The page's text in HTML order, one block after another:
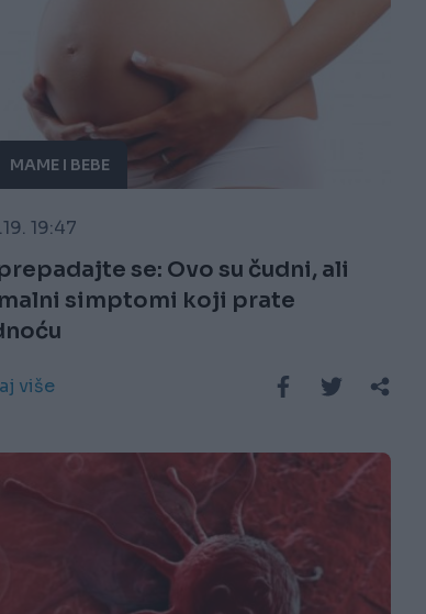
MAME I BEBE
19:47
se: Ovo su čudni, ali
simptomi koji prate
više